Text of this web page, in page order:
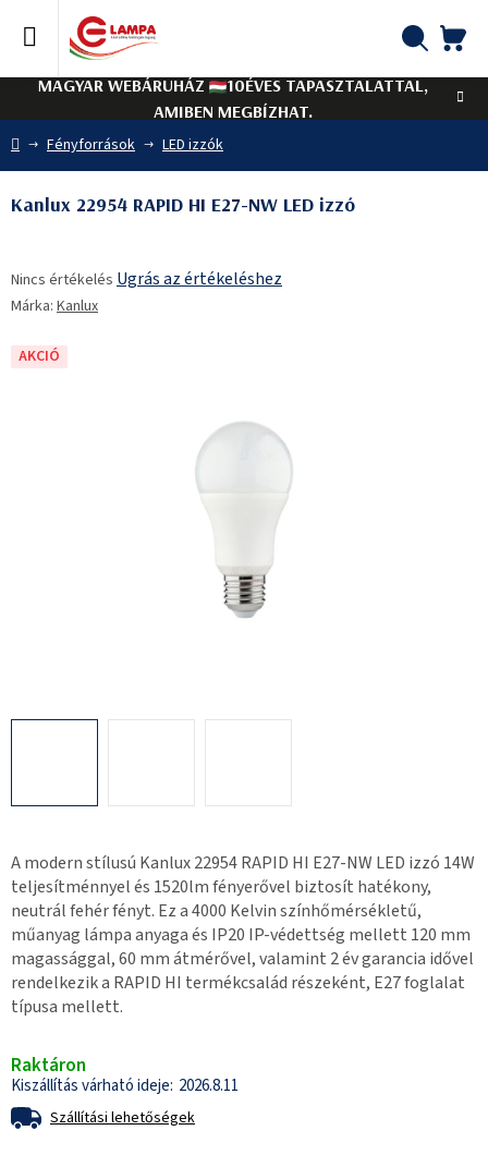
tartalomhoz
MAGYAR WEBÁRUHÁZ
10ÉVES TAPASZTALATTAL,
AMIBEN MEGBÍZHAT.
Kezdőlap
Fényforrások LED izzók
A modern stílusú Kanlux 22954 RAPID HI E27-NW LED izzó 14W
teljesítménnyel és 1520lm fényerővel biztosít hatékony,
neutrál fehér fényt. Ez a 4000 Kelvin színhőmérsékletű,
műanyag lámpa anyaga és IP20 IP-védettség mellett 120 mm
magassággal, 60 mm átmérővel, valamint 2 év garancia idővel
rendelkezik a RAPID HI termékcsalád részeként, E27 foglalat
típusa mellett.
Raktáron
2026.8.11
Szállítási lehetőségek
Kanlux 22954 RAPID HI E27-NW LED izzó
termék
átlagos
5-
Nincs értékelés Ugrás az értékeléshez
Márka: Kanlux
AKCIÓ